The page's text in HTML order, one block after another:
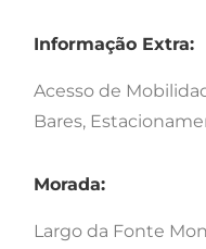
Informação Extra:
Acesso de
Bares,
Morada:
Largo da Fonte